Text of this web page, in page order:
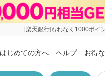
[楽天銀行]もれなく1000ポイ
はじめての方へ ヘルプ お得